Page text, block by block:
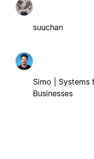
suuchan
Simo | Systems
Businesses